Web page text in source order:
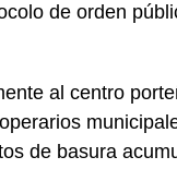
de orden
al centro
de basura